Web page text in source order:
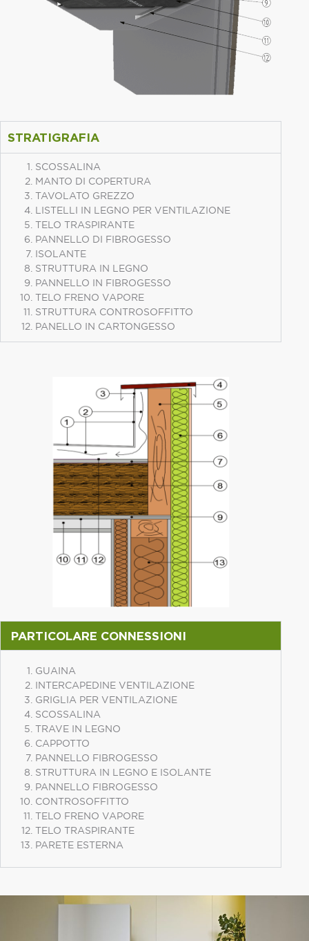
STRATIGRAFIA
SCOSSALINA
MANTO DI COPERTURA
TAVOLATO GREZZO
LISTELLI IN LEGNO PER VENTILAZIONE
TELO TRASPIRANTE
PANNELLO DI FIBROGESSO
ISOLANTE
STRUTTURA IN LEGNO
PANNELLO IN FIBROGESSO
TELO FRENO VAPORE
STRUTTURA CONTROSOFFITTO
PANELLO IN CARTONGESSO
PARTICOLARE CONNESSIONI
GUAINA
INTERCAPEDINE VENTILAZIONE
GRIGLIA PER VENTILAZIONE
SCOSSALINA
TRAVE IN LEGNO
CAPPOTTO
PANNELLO FIBROGESSO
STRUTTURA IN LEGNO E ISOLANTE
PANNELLO FIBROGESSO
CONTROSOFFITTO
TELO FRENO VAPORE
TELO TRASPIRANTE
PARETE ESTERNA